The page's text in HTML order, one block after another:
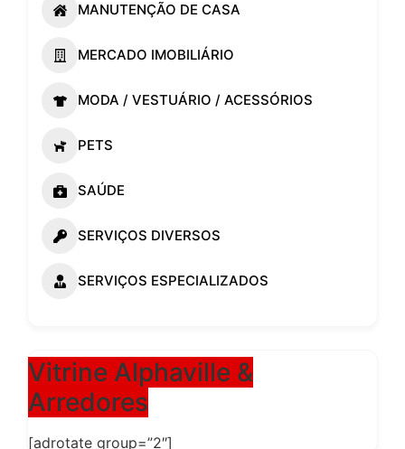
MANUTENÇÃO DE CASA
MERCADO IMOBILIÁRIO
MODA / VESTUÁRIO / ACESSÓRIOS
PETS
SAÚDE
SERVIÇOS DIVERSOS
SERVIÇOS ESPECIALIZADOS
Vitrine Alphaville &
Arredores
[adrotate group=”2″]